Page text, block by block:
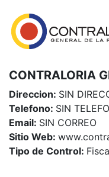
CONTRALORIA
Direccion: SIN
Telefono: SIN
Email: SIN CORREO
Sitio Web:
Tipo de Control: